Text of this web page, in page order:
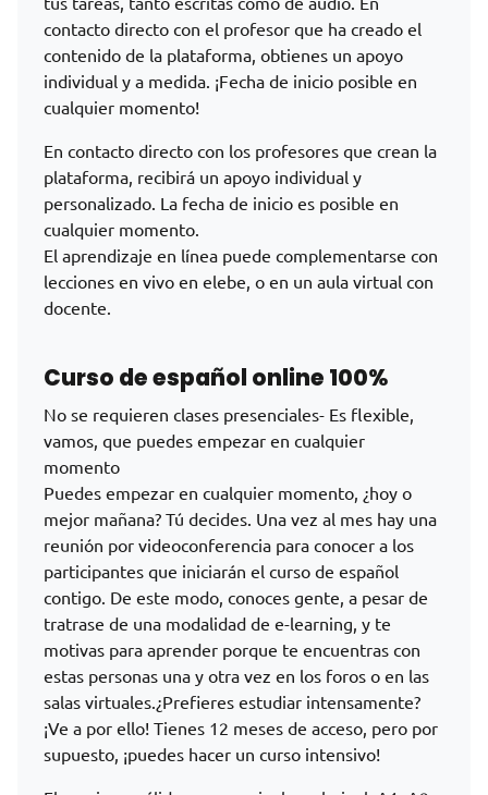
contacto directo con el profesor que ha creado el
contenido de la plataforma, obtienes un apoyo
individual y a medida. ¡Fecha de inicio posible en
cualquier momento!
En contacto directo con los profesores que crean la
plataforma, recibirá un apoyo individual y
personalizado. La fecha de inicio es posible en
cualquier momento.
El aprendizaje en línea puede complementarse con
lecciones en vivo en elebe, o en un aula virtual con
docente.
Curso de español online 100%
No se requieren clases presenciales- Es flexible,
vamos, que puedes empezar en cualquier
momento
Puedes empezar en cualquier momento, ¿hoy o
mejor mañana? Tú decides. Una vez al mes hay una
reunión por videoconferencia para conocer a los
participantes que iniciarán el curso de español
contigo. De este modo, conoces gente, a pesar de
tratrase de una modalidad de e-learning, y te
motivas para aprender porque te encuentras con
estas personas una y otra vez en los foros o en las
salas virtuales.¿Prefieres estudiar intensamente?
¡Ve a por ello! Tienes 12 meses de acceso, pero por
supuesto, ¡puedes hacer un curso intensivo!